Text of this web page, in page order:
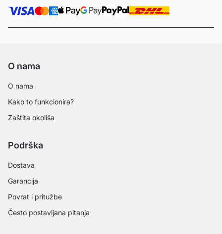
O nama
O nama
Kako to funkcionira?
Zaštita okoliša
Podrška
Dostava
Garancija
Povrat i pritužbe
Često postavljana pitanja